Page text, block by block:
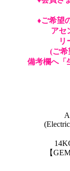
♦︎ご希望
アセ
リ
(ご希
備考欄へ「
【